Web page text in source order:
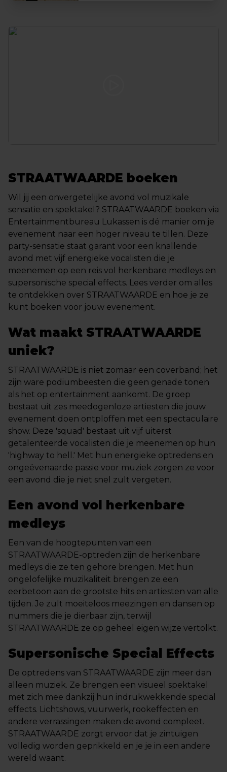
STRAATWAARDE boeken
Wil jij een onvergetelijke avond vol muzikale
sensatie en spektakel? STRAATWAARDE boeken via
Entertainmentbureau Lukassen is dé manier om je
evenement naar een hoger niveau te tillen. Deze
party-sensatie staat garant voor een knallende
avond met vijf energieke vocalisten die je
meenemen op een reis vol herkenbare medleys en
supersonische special effects. Lees verder om alles
te ontdekken over STRAATWAARDE en hoe je ze
kunt boeken voor jouw evenement.
Wat maakt STRAATWAARDE
uniek?
STRAATWAARDE is niet zomaar een coverband; het
zijn ware podiumbeesten die geen genade tonen
als het op entertainment aankomt. De groep
bestaat uit zes meedogenloze artiesten die jouw
evenement doen ontploffen met een spectaculaire
show. Deze 'squad' bestaat uit vijf uiterst
getalenteerde vocalisten die je meenemen op hun
'highway to hell.' Met hun energieke optredens en
ongeëvenaarde passie voor muziek zorgen ze voor
een avond die je niet snel zult vergeten.
Een avond vol herkenbare
medleys
Een van de hoogtepunten van een
STRAATWAARDE-optreden zijn de herkenbare
medleys die ze ten gehore brengen. Met hun
ongelofelijke muzikaliteit brengen ze een
eerbetoon aan de grootste hits en artiesten van alle
tijden. Je zult moeiteloos meezingen en dansen op
nummers die je dierbaar zijn, terwijl
STRAATWAARDE ze op geheel eigen wijze vertolkt.
Supersonische Special Effects
De optredens van STRAATWAARDE zijn meer dan
alleen muziek. Ze brengen een visueel spektakel
met zich mee dankzij hun indrukwekkende special
effects. Lichtshows, vuurwerk, rookeffecten en
andere verrassingen maken de avond compleet.
STRAATWAARDE zorgt ervoor dat je zintuigen
volledig worden geprikkeld en je je in een andere
wereld waant.